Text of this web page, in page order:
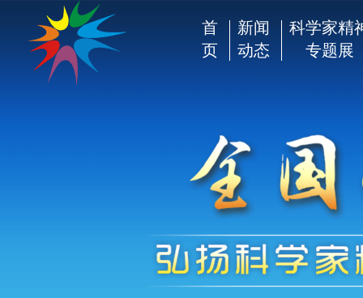
首
页
新闻
动态
科学家精
专题展